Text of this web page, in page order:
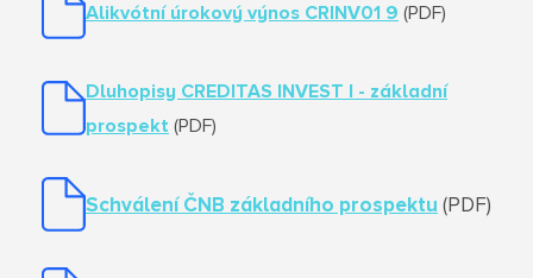
Alikvótní úrokový výnos CRINV01 9 (PDF)
Dluhopisy CREDITAS INVEST I
- základní
prospekt (PDF)
Schválení ČNB základního prospektu (PDF)